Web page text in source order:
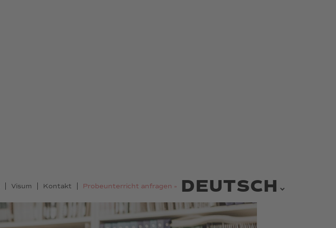
Visum Kontakt Probeunterricht anfragen » DEUTSCH